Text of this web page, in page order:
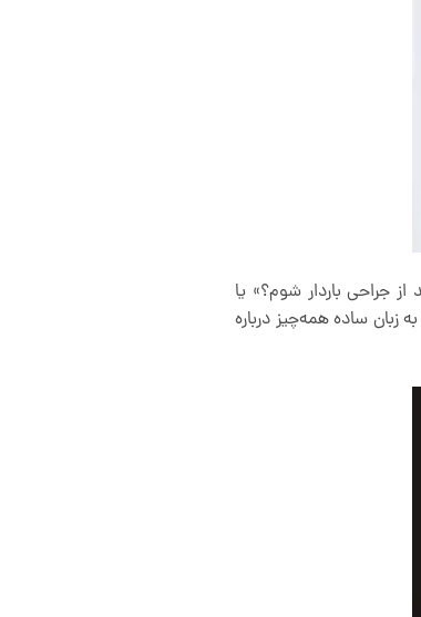
از جراحی باردار شوم؟» یا
زبان ساده همه‌چیز درباره